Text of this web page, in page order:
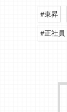
#東昇
#正社員